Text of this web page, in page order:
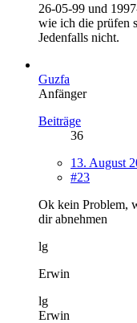
26-05-99 und
wie ich die prüfen
Jedenfalls nicht.
Guzfa
Anfänger
Beiträge
36
13. August
#23
Ok kein Problem,
dir abnehmen
lg
Erwin
lg
Erwin